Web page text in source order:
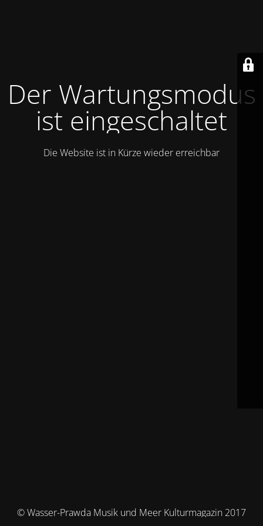
Der Wartungsmodus
ist eingeschaltet
Die Website ist in Kürze wieder erreichbar
© Wasser-Prawda Musik und Meer Kulturmagazin 2017